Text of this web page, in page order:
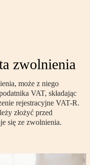
zwolnienia
może z niego
VAT, składając
rejestracyjne VAT-R.
złożyć przed
się ze zwolnienia.